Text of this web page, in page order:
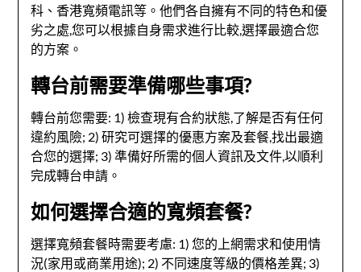
科、香港寬頻電訊等。他們各自擁有不同的特色和優
劣之處,您可以根據自身需求進行比較,選擇最適合您
的方案。
轉台前需要準備哪些事項?
轉台前您需要: 1) 檢查現有合約狀態,了解是否有任何
違約風險; 2) 研究可選擇的優惠方案及套餐,找出最適
合您的選擇; 3) 準備好所需的個人資訊及文件,以順利
完成轉台申請。
如何選擇合適的寬頻套餐?
選擇寬頻套餐時需要考慮: 1) 您的上網需求和使用情
況(家用或商業用途); 2) 不同速度等級的價格差異; 3)